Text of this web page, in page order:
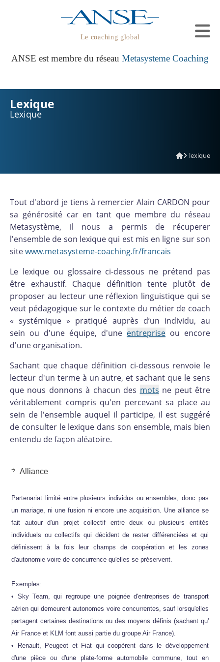
Le coaching global
ANSE est membre du réseau Metasysteme Coaching
Lexique
Lexique
lexique
Tout d'abord je tiens à remercier Alain CARDON pour
sa générosité car en tant que membre du réseau
Metasystème, il nous a permis de récuperer
l'ensemble de son lexique qui est mis en ligne sur son
sitewww.metasysteme-coaching.fr/francais
Le lexique ou glossaire ci-dessous ne prétend pas
être exhaustif. Chaque définition tente plutôt de
proposer au lecteur une réflexion linguistique qui se
veut pédagogique sur le contexte du métier de coach
« systémique » pratiqué auprès d’un individu, au
sein ou d'une équipe, d'une entreprise ou encore
d'une organisation.
Sachant que chaque définition ci-dessous renvoie le
lecteur d'un terme à un autre, et sachant que le sens
que nous donnons à chacun des mots ne peut être
véritablement compris qu'en percevant sa place au
sein de l'ensemble auquel il participe, il est suggéré
de consulter le lexique dans son ensemble, mais bien
entendu de façon aléatoire.
Alliance
Partenariat limité entre plusieurs individus ou ensembles, donc pas
un mariage, ni une fusion ni encore une acquisition. Une alliance se
fait autour d'un projet collectif entre deux ou plusieurs entités
individuels ou collectifs qui décident de rester différenciées et qui
définissent à la fois leur champs de coopération et les zones
d'autonomie voire de concurrence qu'elles se préservent.
Exemples:
• Sky Team, qui regroupe une poignée d'entreprises de transport
aérien qui demeurent autonomes voire concurrentes, sauf lorsqu'elles
partagent certaines destinations ou des moyens définis (sachant qu'
Air France et KLM font aussi partie du groupe Air France).
• Renault, Peugeot et Fiat qui coopèrent dans le développement
d'une pièce ou d'une plate-forme automobile commune, tout en